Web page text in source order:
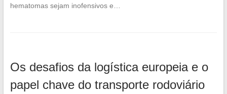
hematomas sejam inofensivos e…
Os desafios da logística europeia e o
papel chave do transporte rodoviário